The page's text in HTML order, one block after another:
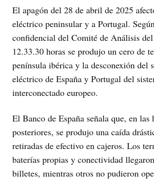
El apagón del 28 de abril de 2025
eléctrico peninsular y a Portugal.
confidencial del Comité de Análisis
12.33.30 horas se produjo un cero de
península ibérica y la desconexión del
eléctrico de España y Portugal del
interconectado europeo.
El Banco de España señala que, en las
posteriores, se produjo una caída
retiradas de efectivo en cajeros. Los
baterías propias y conectividad
billetes, mientras otros no pudieron